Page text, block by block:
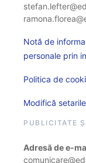
Notă de
personale prin
Politica de
Modifică
PUBLICITATE
Adresă de e-